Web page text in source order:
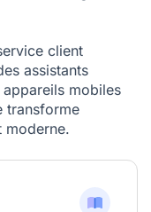
client
assistants
mobiles
transforme
moderne.